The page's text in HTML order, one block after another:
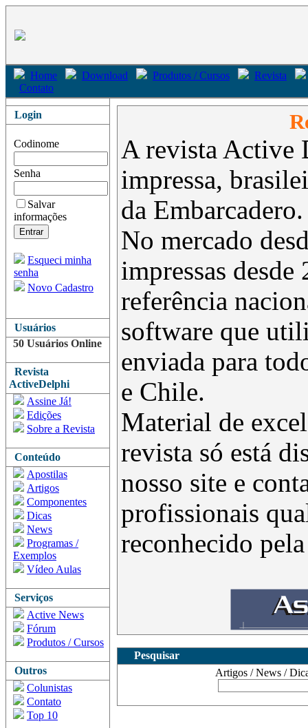
Home Download Produtos / Cursos
Revista
Contato
Login
Codinome
Senha
Salvar
informações
Esqueci minha
senha
Novo Cadastro
Usuários
50 Usuários Online
Revista
ActiveDelphi
Assine Já!
Edições
Sobre a Revista
Conteúdo
Apostilas
Artigos
Componentes
Dicas
News
Programas /
Exemplos
Vídeo Aulas
Serviços
Active News
Fórum
Produtos / Cursos
Outros
Colunistas
Contato
Top 10
A revista Active
impressa,
da Embarcadero.
No mercado
impressas
referência
software que
enviada para
e Chile.
Material de
revista só está
nosso site e
profissionais
reconhecido
Pesquisar
Artigos / News /